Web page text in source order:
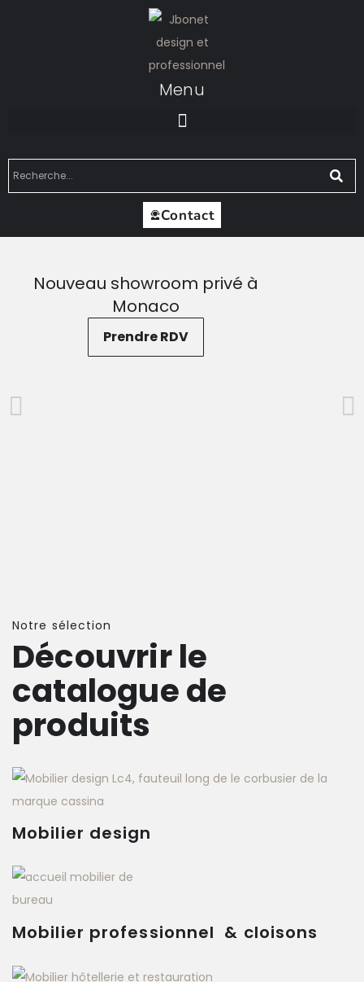
Menu
Contact
MSR-JBONET
Nouveau showroom privé à
Monaco
Prendre RDV
Notre sélection
Découvrir le
catalogue de
produits
Mobilier design
Mobilier professionnel & cloisons